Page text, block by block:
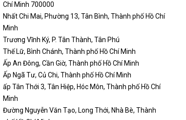
Chí Minh 700000
Nhất Chi Mai, Phường 13, Tân Bình, Thành phố Hồ Chí
Minh
Trương Vĩnh Ký, P. Tân Thành, Tân Phú
Thế Lữ, Bình Chánh, Thành phố Hồ Chí Minh
Ấp An Đông, Cần Giờ, Thành phố Hồ Chí Minh
Ấp Ngã Tư, Củ Chi, Thành phố Hồ Chí Minh
ấp Tân Thới 3, Tân Hiệp, Hóc Môn, Thành phố Hồ Chí
Minh
Đường Nguyễn Văn Tạo, Long Thới, Nhà Bè, Thành